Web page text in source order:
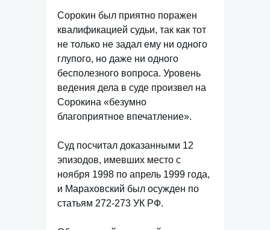
Сорокин был приятно поражен
квалификацией судьи, так как тот
не только не задал ему ни одного
глупого, но даже ни одного
бесполезного вопроса. Уровень
ведения дела в суде произвел на
Сорокина «безумно
благоприятное впечатление».
Суд посчитал доказанными 12
эпизодов, имевших место с
ноября 1998 по апрель 1999 года,
и Мараховский был осужден по
статьям 272-273 УК РФ.